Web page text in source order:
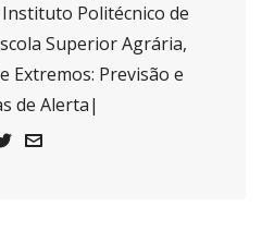
Politécnico de
Superior Agrária,
Extremos: Previsão e
de Alerta|